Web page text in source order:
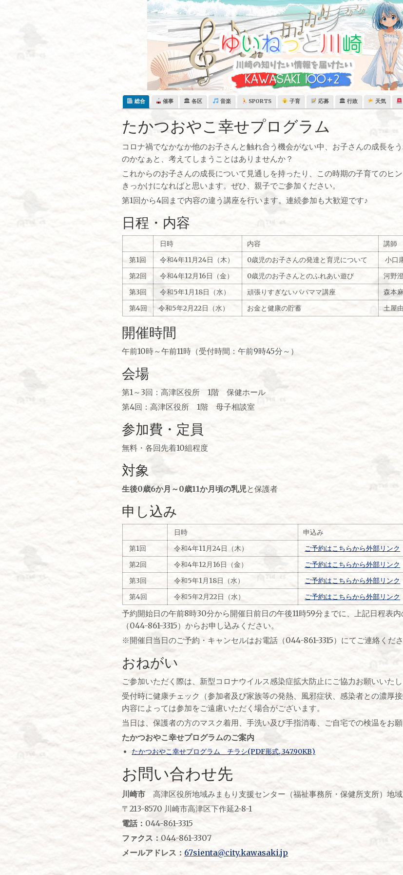
総合 催事 🏛 各区 音楽 SPORTS 子育 応募 🏛 行政 天気
たかつおやこ幸せプログラム
コロナ禍でなかなか他のお子さんと触れ合う機会がない中、お子さんの成長を
のかなぁと、考えてしまうことはありませんか？
これからのお子さんの成長について見通しを持ったり、この時期の子育てのヒ
きっかけになればと思います。ぜひ、親子でご参加ください。
第1回から4回まで内容の違う講座を行います。連続参加も大歓迎です♪
日程・内容
日時 内容
講師
第1回
令和4年11月24日（木） 0歳児のお子さんの発達と育児について
小口
第2回
令和4年12月16日（金） 0歳児のお子さんとのふれあい遊び
河野
第3回
令和5年1月18日（水） 頑張りすぎないパパママ講座
森本
第4回
令和5年2月22日（水） お金と健康の貯蓄 土屋
開催時間
午前10時～午前11時（受付時間：午前9時45分～）
会場
第1～3回：高津区役所 1階 保健ホール
第4回：高津区役所 1階 母子相談室
参加費・定員
無料・各回先着10組程度
対象
生後0歳6か月～0歳11か月頃の乳児と保護者
申し込み
日時 申込み
第1回
令和4年11月24日（木） ご予約はこちらから外部リンク
第2回
令和4年12月16日（金） ご予約はこちらから外部リンク
第3回
令和5年1月18日（水） ご予約はこちらから外部リンク
第4回
令和5年2月22日（水） ご予約はこちらから外部リンク
予約開始日の午前8時30分から開催日前日の午後11時59分までに、上記日程表
（044-861-3315）からお申し込みください。
※開催日当日のご予約・キャンセルはお電話（044-861-3315）にてご連絡くださ
おねがい
ご参加いただく際は、新型コロナウイルス感染症拡大防止にご協力お願いいたし
受付時に健康チェック（参加者及び家族等の発熱、風邪症状、感染者との濃厚
内容によっては参加をご遠慮いただく場合がございます。
当日は、保護者の方のマスク着用、手洗い及び手指消毒、ご自宅での検温をお願
たかつおやこ幸せプログラムのご案内
たかつおやこ幸せプログラム チラシ(PDF形式, 347.90KB)
お問い合わせ先
川崎市高津区役所地域みまもり支援センター（福祉事務所・保健所支所）地
〒213-8570 川崎市高津区下作延2-8-1
電話： 044-861-3315
ファクス： 044-861-3307
メールアドレス： 67sienta@city.kawasaki.jp